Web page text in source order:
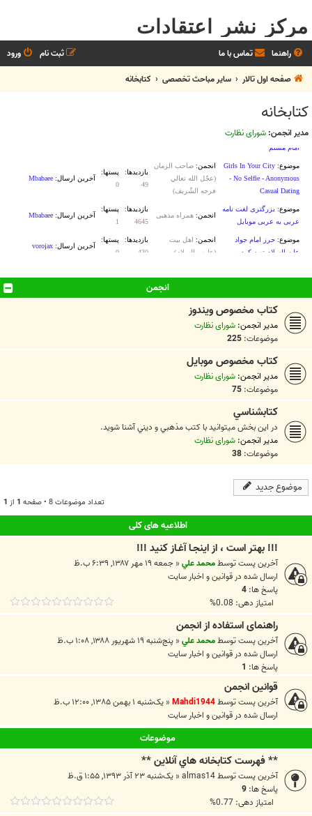
مرکز نشر اعتقادات
راهنما تماس با ما ورود
ثبت نام
صفحه اول تالار
سایر مباحث تخصصی کتابخانه
کتابخانه
مدیر انجمن: شورای نظارت
انجمن
کتاب مخصوص ویندوز
مدیر انجمن: شورای نظارت
موضوعات: 225
کتاب مخصوص موبایل
مدیر انجمن: شورای نظارت
موضوعات: 75
کتابشناسي
در اين بخش ميتوانيد با کتب مذهبي و ديني آشنا شويد.
مدیر انجمن: شورای نظارت
موضوعات: 38
موضوع جدید
تعداد موضوعات 8 • صفحه 1 از 1
اطلاعیه های کلی
!!! بهتر است ، از اينجـا آغـاز کنيد !!!
آخرین پست توسطمحمد علي « جمعه ۱۹ مهر ۱۳۸۷, ۶:۳۹ ب.ظ
ارسال شده در قوانين و اخبار سايت
پاسخ ها: 4
امتیاز دهی: 0.08%
راهنمای استفاده از انجمن
آخرین پست توسطمحمد علي « پنج‌شنبه ۱۹ شهریور ۱۳۸۸, ۱:۰۸ ب.ظ
ارسال شده در قوانين و اخبار سايت
پاسخ ها: 1
قوانین انجمن
آخرین پست توسطMahdi1944
« یک‌شنبه ۱ بهمن ۱۳۸۵, ۱۲:۰۰ ب.ظ
ارسال شده در قوانين و اخبار سايت
موضوعات
** فهرست كتابخانه هاي آنلاين **
آخرین پست توسطalmas14
« یک‌شنبه ۲۳ آذر ۱۳۹۳, ۱:۵۵ ق.ظ
پاسخ ها: 9
امتیاز دهی: 0.77%